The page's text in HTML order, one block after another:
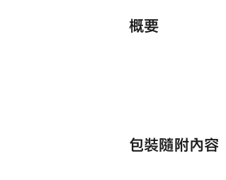
概要
包裝隨附內容